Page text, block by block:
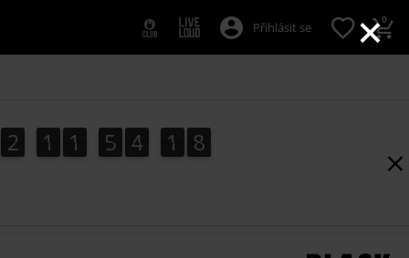
×
Přihlásit se 0
2
2 1
1 1
1 5
5 4
4 1
2
1 6
7
6
8
7